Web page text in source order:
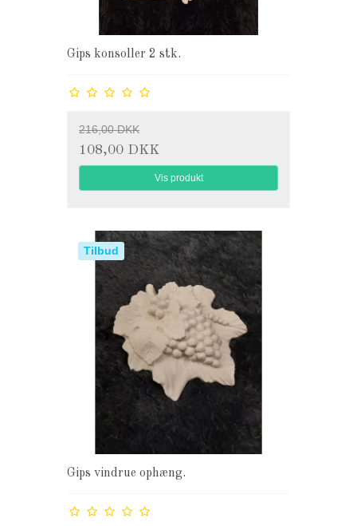
Gips konsoller 2 stk.
216,00 DKK
108,00 DKK
Vis produkt
Tilbud
Gips vindrue ophæng.